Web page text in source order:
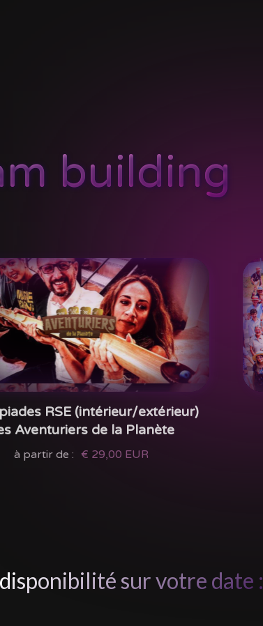
building
RSE (intérieur/extérieur)
Aventuriers de la Planète
à partir de : € 29,00 EUR
sur votre date :